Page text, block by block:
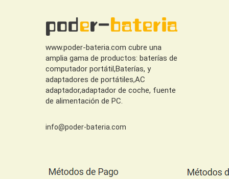
www.poder-bateria.com cubre una
amplia gama de productos: baterías de
computador portátil,Baterías, y
adaptadores de portátiles,AC
adaptador,adaptador de coche, fuente
de alimentación de PC.
info@poder-bateria.com